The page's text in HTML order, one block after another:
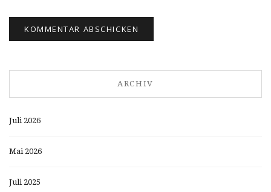
ARCHIV
Juli 2026
Mai 2026
Juli 2025